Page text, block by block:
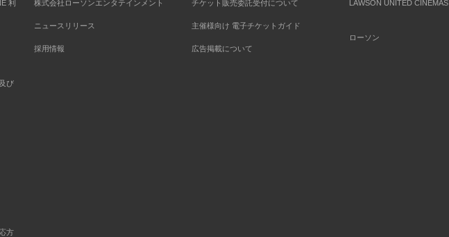
利
び
方
株式会社ローソンエンタテインメント
ニュースリリース
採用情報
チケット販売委託受付について
主催様向け 電子チケットガイド
広告掲載について
LAWSON UNITED CINEMAS
ローソン